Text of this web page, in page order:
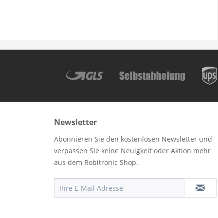
Newsletter
Abonnieren Sie den kostenlosen Newsletter und
verpassen Sie keine Neuigkeit oder Aktion mehr
aus dem Robitronic Shop.